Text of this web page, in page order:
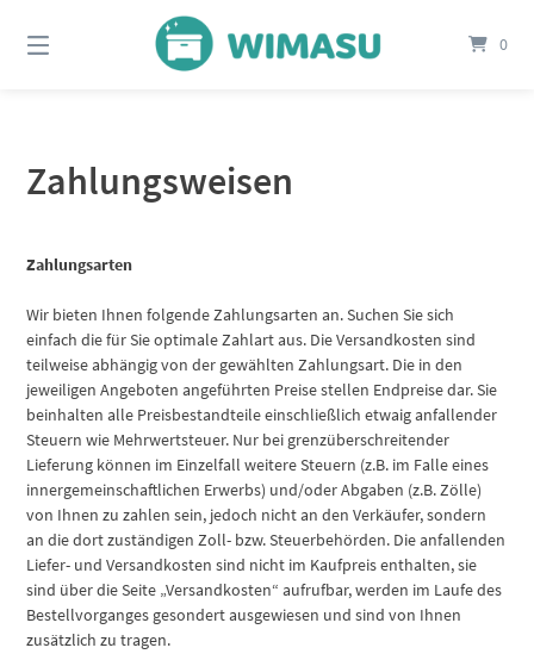
zum
Inhalt
0
Zahlungsweisen
Zahlungsarten
Wir bieten Ihnen folgende Zahlungsarten an. Suchen Sie sich
einfach die für Sie optimale Zahlart aus. Die Versandkosten sind
teilweise abhängig von der gewählten Zahlungsart. Die in den
jeweiligen Angeboten angeführten Preise stellen Endpreise dar. Sie
beinhalten alle Preisbestandteile einschließlich etwaig anfallender
Steuern wie Mehrwertsteuer. Nur bei grenzüberschreitender
Lieferung können im Einzelfall weitere Steuern (z.B. im Falle eines
innergemeinschaftlichen Erwerbs) und/oder Abgaben (z.B. Zölle)
von Ihnen zu zahlen sein, jedoch nicht an den Verkäufer, sondern
an die dort zuständigen Zoll- bzw. Steuerbehörden. Die anfallenden
Liefer- und Versandkosten sind nicht im Kaufpreis enthalten, sie
sind über die Seite „Versandkosten“ aufrufbar, werden im Laufe des
Bestellvorganges gesondert ausgewiesen und sind von Ihnen
zusätzlich zu tragen.